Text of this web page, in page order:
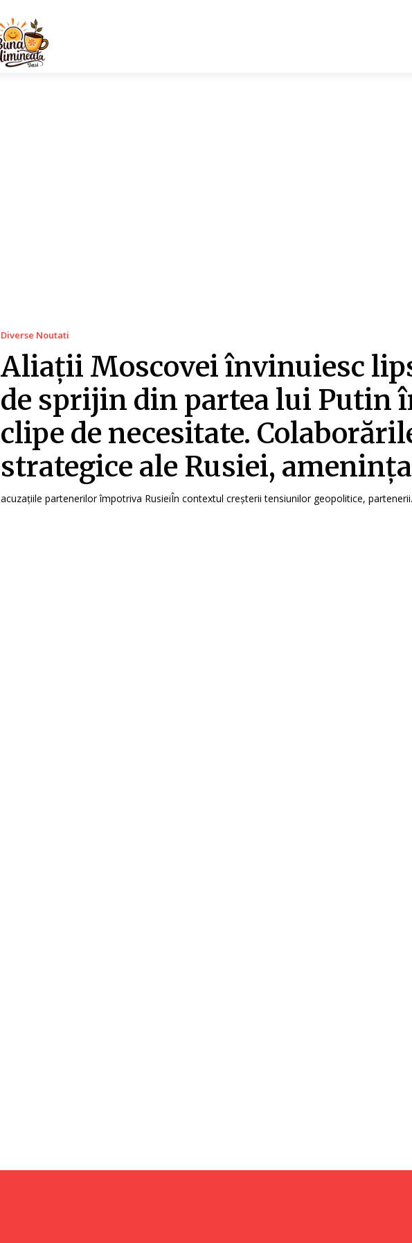
Diverse Noutati
Aliații Moscovei învinuiesc
de sprijin din partea lui Putin
clipe de necesitate.
strategice ale Rusiei,
acuzațiile partenerilor împotriva RusieiÎn contextul creșterii tensiunilor geopolitice,